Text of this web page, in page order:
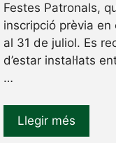
Festes Patronals,
inscripció prèvia en
al 31 de juliol. Es
d’estar instal·lats
…
Llegir més